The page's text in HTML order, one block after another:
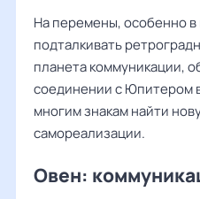
На перемены, особенно в
подталкивать
планета коммуникации,
соединении с Юпитером
многим знакам найти
самореализации.
Овен: